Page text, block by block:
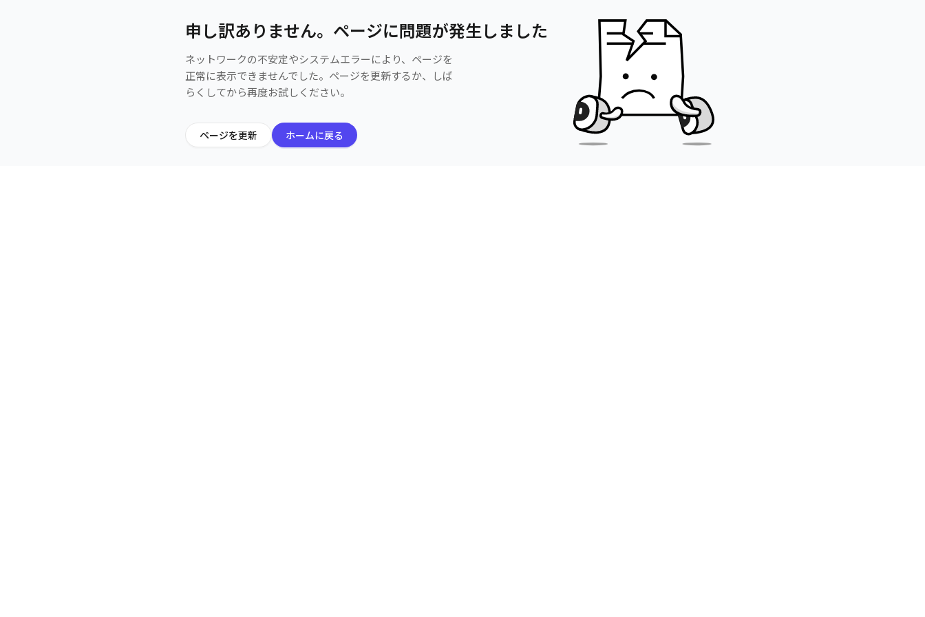
申し訳ありません。ページに問題が発生しました
ネットワークの不安定やシステムエラーにより、ページを
正常に表示できませんでした。ページを更新するか、しば
らくしてから再度お試しください。
ページを更新 ホームに戻る